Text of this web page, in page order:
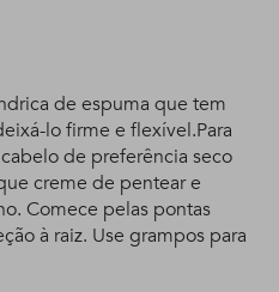
de espuma que tem
lo firme e flexível.Para
de preferência seco
creme de pentear e
Comece pelas pontas
à raiz. Use grampos para